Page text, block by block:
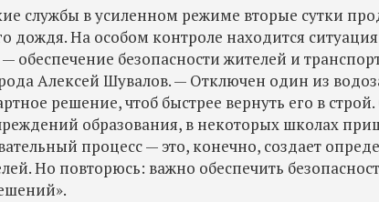
службы в усиленном режиме вторые сутки
дождя. На особом контроле находится
обеспечение безопасности жителей и
Алексей Шувалов. — Отключен один из
решение, чтоб быстрее вернуть его в
образования, в некоторых школах
процесс — это, конечно, создает
Но повторюсь: важно обеспечить